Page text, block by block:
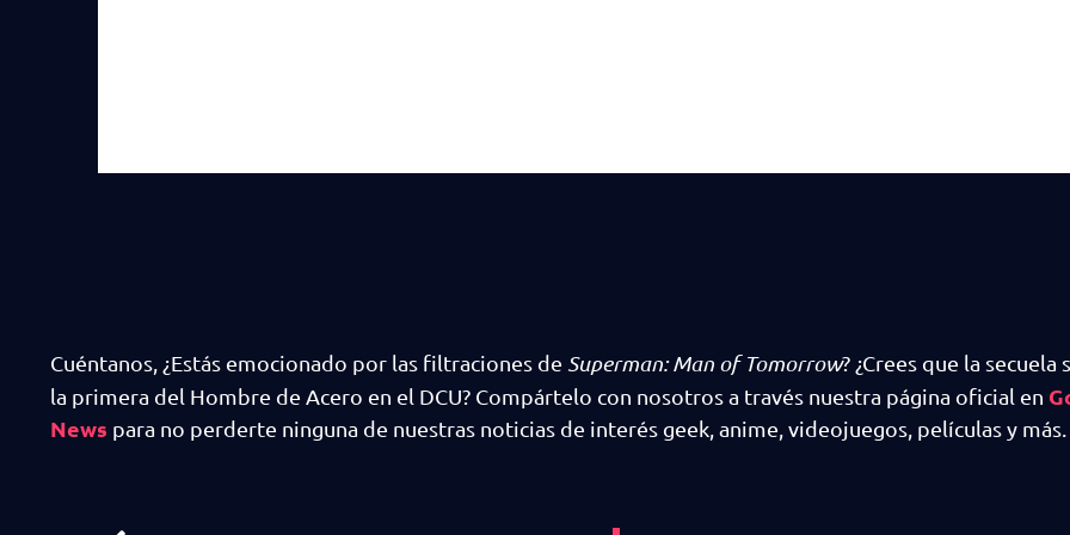
Cuéntanos, ¿Estás emocionado por las filtraciones de Superman: Man of Tomorrow? ¿Crees que la secuela
la primera del Hombre de Acero en el DCU? Compártelo con nosotros a través nuestra página oficial en
News para no perderte ninguna de nuestras noticias de interés geek, anime, videojuegos, películas y más.